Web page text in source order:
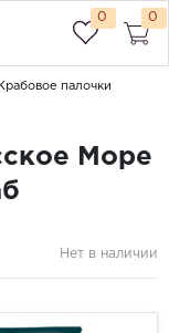
0 0
Крабовое палочки
Море
Нет в наличии